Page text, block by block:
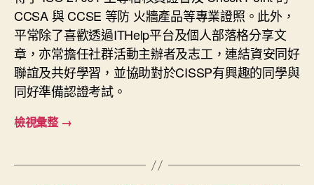
CCSA 與 CCSE 等防 火牆產品等專業證照。此外，
平常除了喜歡透過ITHelp平台及個人部落格分享文
章，亦常擔任社群活動主辦者及志工，連結資安同好
聯誼及共好學習，並協助對於CISSP有興趣的同學與
同好準備認證考試。
檢視彙整 →